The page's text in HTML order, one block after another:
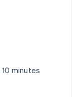
minutes